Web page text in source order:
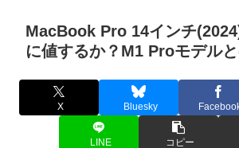
MacBook Pro 14インチ
に値するか？M1 Proモデル
X Bluesky
LINE コピー